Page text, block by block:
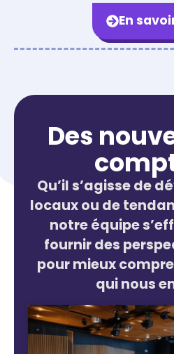
En
Des
Qu’il s’agisse de
locaux ou de
notre équipe
fournir des
pour mieux
qui nous